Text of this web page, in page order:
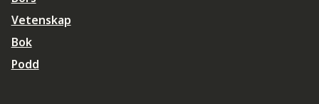
Vetenskap
Bok
Podd